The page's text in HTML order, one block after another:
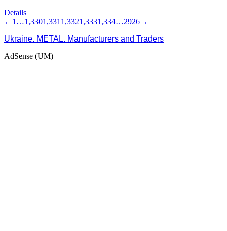
Details
← 1 …1,3301,331 1,3321,3331,334…2926→
Ukraine. METAL. Manufacturers and Traders
AdSense (UM)